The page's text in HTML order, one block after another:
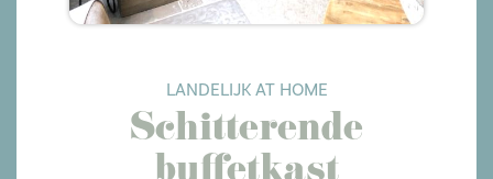
LANDELIJK AT HOME
Schitterende